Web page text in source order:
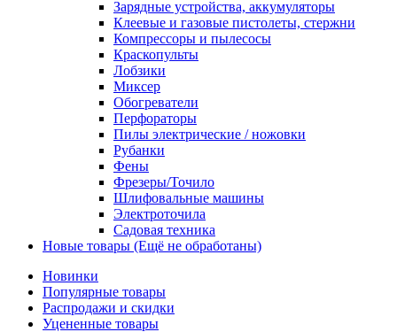
Зарядные устройства, аккумуляторы
Клеевые и газовые пистолеты, стержни
Компрессоры и пылесосы
Краскопульты
Лобзики
Миксер
Обогреватели
Перфораторы
Пилы электрические / ножовки
Рубанки
Фены
Фрезеры/Точило
Шлифовальные машины
Электроточила
Садовая техника
Новые товары (Ещё не обработаны)
Новинки
Популярные товары
Распродажи и скидки
Уцененные товары